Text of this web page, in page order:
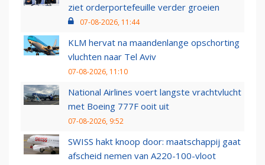
ziet orderportefeuille verder groeien
07-08-2026, 11:44
KLM hervat na maandenlange opschorting
vluchten naar Tel Aviv
07-08-2026, 11:10
National Airlines voert langste vrachtvlucht
met Boeing 777F ooit uit
07-08-2026, 9:52
SWISS hakt knoop door: maatschappij gaat
afscheid nemen van A220-100-vloot